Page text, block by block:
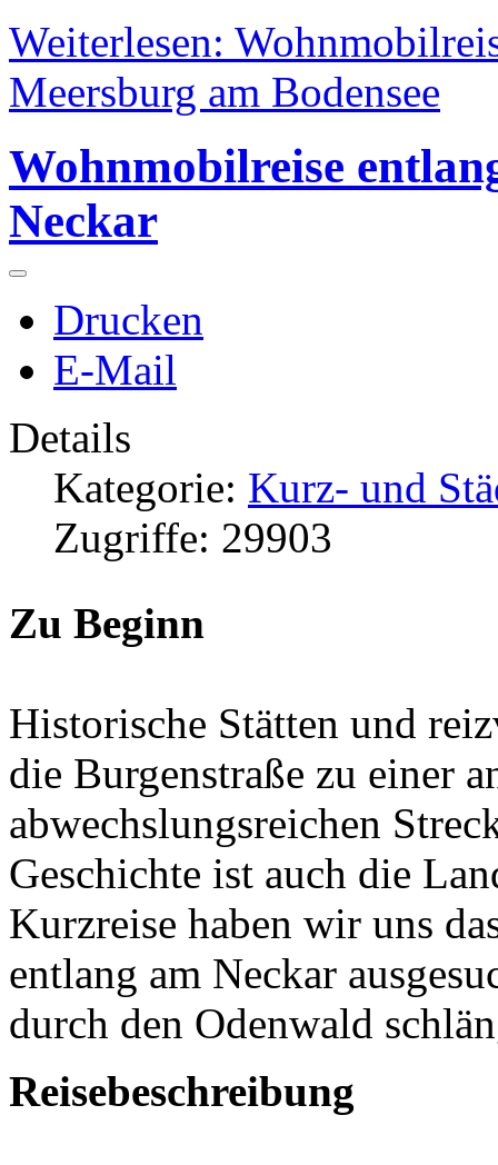
Weiterlesen:
Meersburg am Bodensee
Wohnmobilreise
Neckar
Drucken
E-Mail
Details
Kategorie: Kurz- und
Zugriffe: 29903
Zu Beginn
Historische Stätten und
die Burgenstraße zu einer
abwechslungsreichen
Geschichte ist auch die
Kurzreise haben wir uns
entlang am Neckar
durch den Odenwald
Reisebeschreibung